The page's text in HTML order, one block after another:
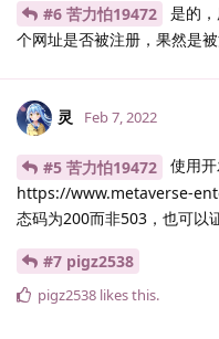
#6 苦力怕19472
是的
个网址是否被注册，果然是被
灵 Feb 7, 2022
#5 苦力怕19472
使用
https://www.metaverse-
态码为200而非503，也可以
#7 pigz2538
pigz2538 likes this.